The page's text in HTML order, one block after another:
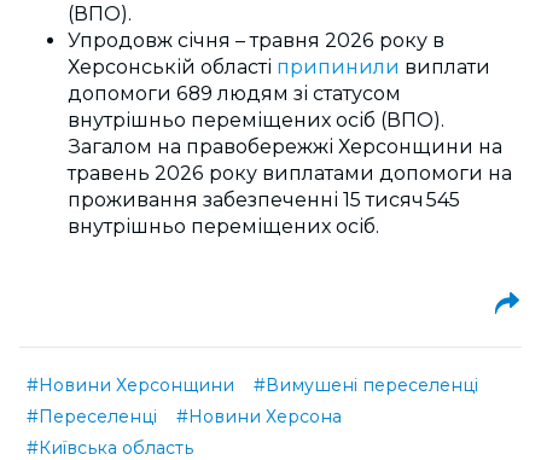
(ВПО).
Упродовж січня – травня 2026 року в
Херсонській області припинили виплати
допомоги 689 людям зі статусом
внутрішньо переміщених осіб (ВПО).
Загалом на правобережжі Херсонщини на
травень 2026 року виплатами допомоги на
проживання забезпеченні 15 тисяч 545
внутрішньо переміщених осіб.
#Новини Херсонщини
#Вимушені переселенці
#Переселенці
#Новини Херсона
#Київська область